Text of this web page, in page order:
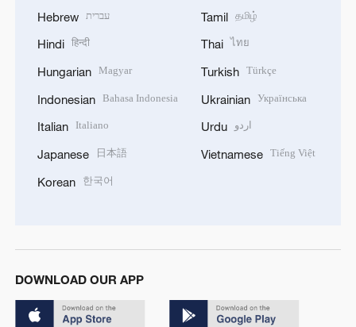
Hebrew עברית
Hindi हिन्दी
Hungarian Magyar
Indonesian Bahasa Indonesia
Italian Italiano
Japanese 日本語
Korean 한국어
Tamil தமிழ்
Thai ไทย
Turkish Türkçe
Ukrainian Українська
Urdu اردو
Vietnamese Tiếng Việt
DOWNLOAD OUR APP